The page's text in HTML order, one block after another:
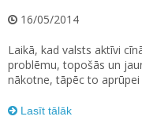
16/05/2014
Laikā, kad valsts aktīvi
problēmu, topošās un
nākotne, tāpēc to aprūpei
Lasīt tālāk